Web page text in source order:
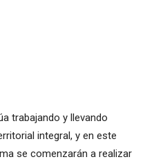
trabajando y llevando
integral, y en este
se comenzarán a realizar